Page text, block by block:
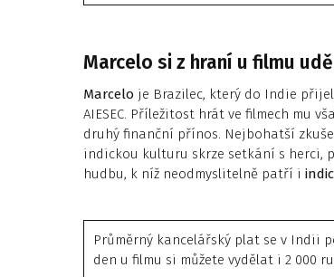
Marcelo si z hraní u filmu
Marcelo je Brazilec, který do Indie
AIESEC. Příležitost hrát ve filmech mu
druhý finanční přínos. Nejbohatší
indickou kulturu skrze setkání s herci,
hudbu, k níž neodmyslitelně patří i
Průměrný kancelářský plat se v Indii
den u filmu si můžete vydělat i 2 000